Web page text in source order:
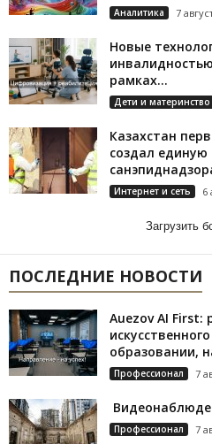
Аналитика 7
Новые
рамках...
Дети и материнство
Казахстан
создал
Интернет и сеть 6
Загрузить
ПОСЛЕДНИЕ НОВОСТИ
Auezov AI First:
образовании,
Профессионал 7
Профессионал 7